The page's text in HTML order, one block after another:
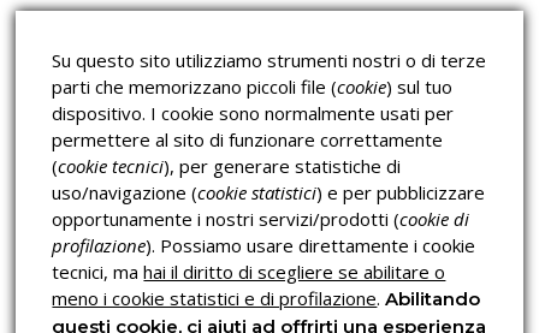
Verifica dell’autenticità
Privacy & Cookies Policy
Su questo sito utilizziamo strumenti nostri o di terze
parti che memorizzano piccoli file (cookie) sul tuo
dispositivo. I cookie sono normalmente usati per
permettere al sito di funzionare correttamente
(cookie tecnici), per generare statistiche di
uso/navigazione (cookie statistici) e per pubblicizzare
opportunamente i nostri servizi/prodotti (cookie di
profilazione). Possiamo usare direttamente i cookie
tecnici, mahai il diritto di scegliere se abilitare o
meno i cookie statistici e di profilazione.Abilitando
questi cookie, ci aiuti ad offrirti una esperienza